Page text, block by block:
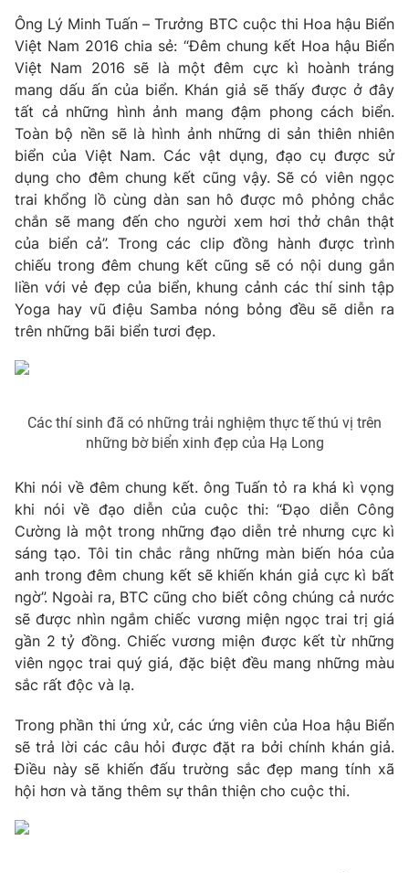
Nhân vật
Khán giả
Giải sao mai
Âm nhạc
Sao
Du lịch
Làm đẹp
Chất lượng cuộc sống
Giáo dục
Tuyển sinh
Học trực tuyến
Công nghệ
Hitech Công nghệ tương lai
Sản phẩm
Thị trường
Tư vấn
Giao lưu trực tuyến
Lịch phát sóng
Chuyên mục khác
Emagazine Podcast
Photo
Video Shorts video
VTV Money VTV Thể thao
VTV Sức khoẻ Bất động sản
Thị trường 24h Tấm lòng Việt
VTV4 Vươn mình bằng AI
VTV9
Liên hệ tòa soạn English
THỜI BÁO VTV
Ông Lý Minh Tuấn – Trưởng BTC cuộc thi Hoa hậu Biển
Việt Nam 2016 chia sẻ: “Đêm chung kết Hoa hậu Biển
Việt Nam 2016 sẽ là một đêm cực kì hoành tráng
mang dấu ấn của biển. Khán giả sẽ thấy được ở đây
tất cả những hình ảnh mang đậm phong cách biển.
Toàn bộ nền sẽ là hình ảnh những di sản thiên nhiên
biển của Việt Nam. Các vật dụng, đạo cụ được sử
dụng cho đêm chung kết cũng vậy. Sẽ có viên ngọc
trai khổng lồ cùng dàn san hô được mô phỏng chắc
chắn sẽ mang đến cho người xem hơi thở chân thật
của biển cả”. Trong các clip đồng hành được trình
chiếu trong đêm chung kết cũng sẽ có nội dung gắn
liền với vẻ đẹp của biển, khung cảnh các thí sinh tập
Yoga hay vũ điệu Samba nóng bỏng đều sẽ diễn ra
trên những bãi biển tươi đẹp.
Các thí sinh đã có những trải nghiệm thực tế thú vị trên
những bờ biển xinh đẹp của Hạ Long
Khi nói về đêm chung kết. ông Tuấn tỏ ra khá kì vọng
khi nói về đạo diễn của cuộc thi: “Đạo diễn Công
Cường là một trong những đạo diễn trẻ nhưng cực kì
sáng tạo. Tôi tin chắc rằng những màn biến hóa của
anh trong đêm chung kết sẽ khiến khán giả cực kì bất
ngờ”. Ngoài ra, BTC cũng cho biết công chúng cả nước
sẽ được nhìn ngắm chiếc vương miện ngọc trai trị giá
gần 2 tỷ đồng. Chiếc vương miện được kết từ những
viên ngọc trai quý giá, đặc biệt đều mang những màu
sắc rất độc và lạ.
Trong phần thi ứng xử, các ứng viên của Hoa hậu Biển
sẽ trả lời các câu hỏi được đặt ra bởi chính khán giả.
Điều này sẽ khiến đấu trường sắc đẹp mang tính xã
hội hơn và tăng thêm sự thân thiện cho cuộc thi.